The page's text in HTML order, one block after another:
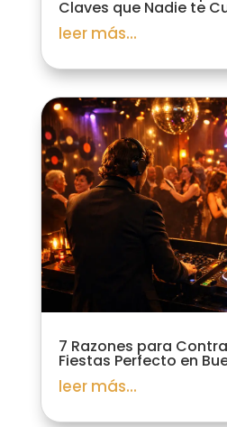
Claves que Nadie te
leer más...
7 Razones para
Fiestas Perfecto en
leer más...